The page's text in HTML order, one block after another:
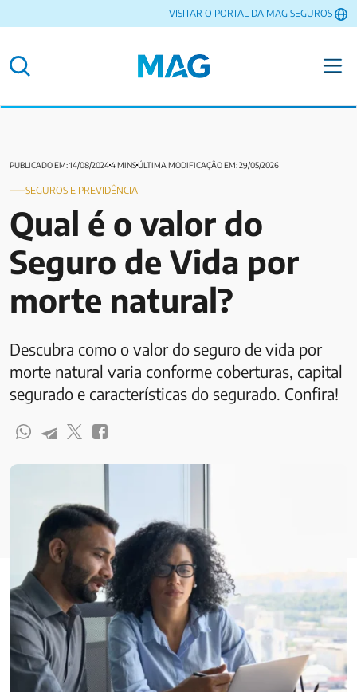
VISITAR O PORTAL DA MAG SEGUROS
PUBLICADO EM: 14/08/20244 MINSÚLTIMA MODIFICAÇÃO EM: 29/05/2026
SEGUROS E PREVIDÊNCIA
Qual é o valor do
Seguro de Vida por
morte natural?
Descubra como o valor do seguro de vida por
morte natural varia conforme coberturas, capital
segurado e características do segurado. Confira!